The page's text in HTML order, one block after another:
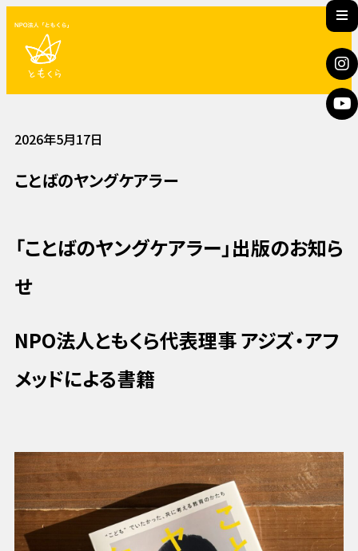
2026年5月17日
ことばのヤングケアラー
「ことばのヤングケアラー」出版のお知ら
せ
NPO法人ともくら代表理事 アジズ・アフ
メッドによる書籍